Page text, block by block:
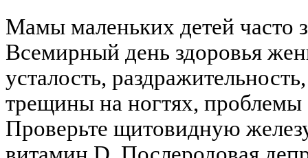
Мамы маленьких детей часто
Всемирный день здоровья
усталость,
трещины на ногтях,
Проверьте щитовидную